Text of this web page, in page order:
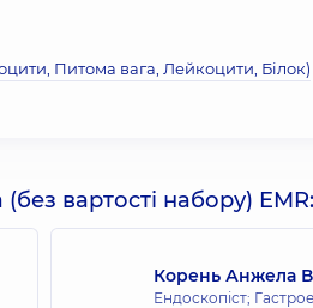
Питома вага, Лейкоцити, Бiлок)
вартості набору) EMR:
Корень Анжела
Ендоскопіст;